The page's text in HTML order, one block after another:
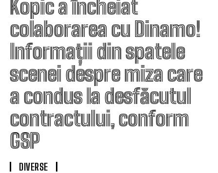
Kopic a încheiat
colaborarea cu Dinamo!
Informații din spatele
scenei despre miza care
a condus la desfăcutul
contractului, conform
GSP
DIVERSE